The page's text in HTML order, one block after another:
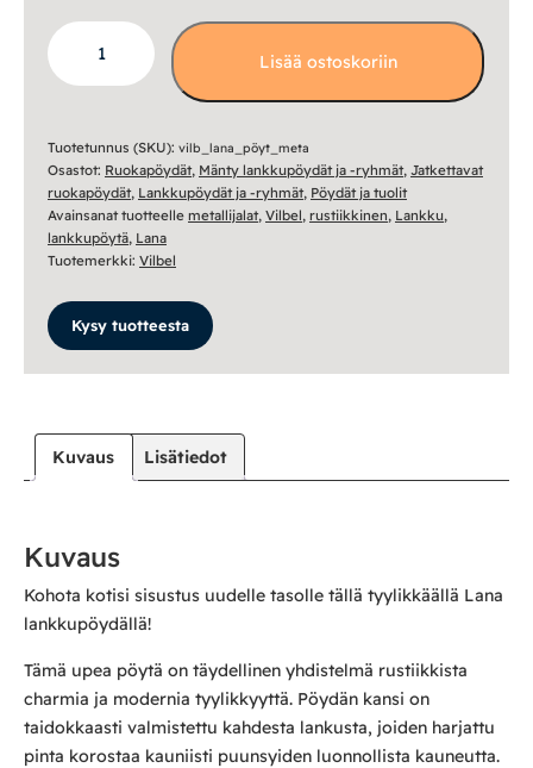
Lana
lankkupöytä
mäntykannella
Metallijaloilla
määrä
Lisää ostoskoriin
Tuotetunnus (SKU): vilb_lana_pöyt_meta
Osastot: Ruokapöydät, Mänty lankkupöydät ja -ryhmät, Jatkettavat
ruokapöydät, Lankkupöydät ja -ryhmät, Pöydät ja tuolit
Avainsanat tuotteelle metallijalat, Vilbel, rustiikkinen, Lankku,
lankkupöytä, Lana
Tuotemerkki: Vilbel
Kysy tuotteesta
Kuvaus Lisätiedot
Kuvaus
Kohota kotisi sisustus uudelle tasolle tällä tyylikkäällä Lana
lankkupöydällä!
Tämä upea pöytä on täydellinen yhdistelmä rustiikkista
charmia ja modernia tyylikkyyttä. Pöydän kansi on
taidokkaasti valmistettu kahdesta lankusta, joiden harjattu
pinta korostaa kauniisti puunsyiden luonnollista kauneutta.